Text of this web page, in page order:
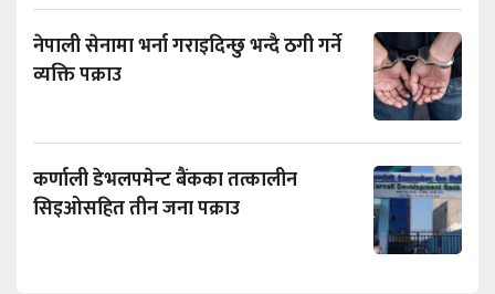
नेपाली सेनामा भर्ना गराइदिन्छु भन्दै ठगी गर्ने
व्यक्ति पक्राउ
कर्णाली डेभलपमेन्ट बैंकका तत्कालीन
सिइओसहित तीन जना पक्राउ